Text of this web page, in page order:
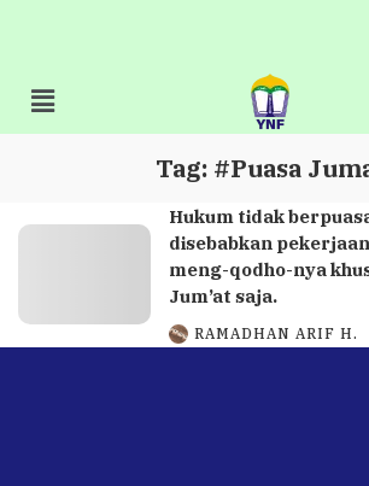
Tag: #Puasa
Hukum tidak
disebabkan
meng-qodho-nya
Jum’at saja.
RAMADHAN ARIF H.